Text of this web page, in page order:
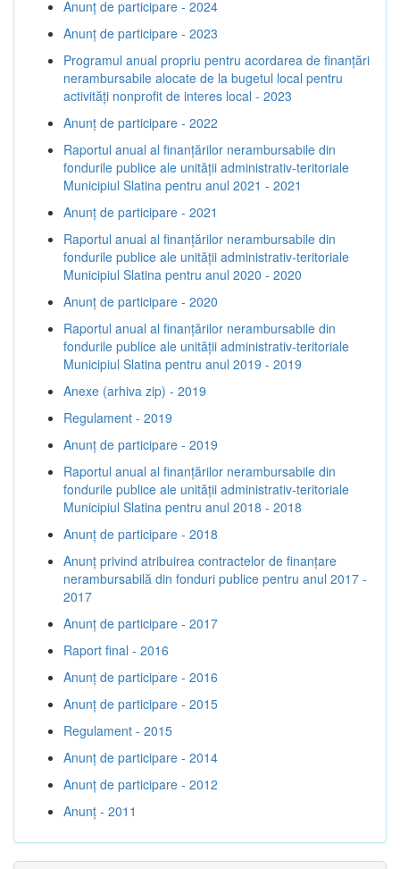
Anunț de participare - 2024
Anunț de participare - 2023
Programul anual propriu pentru acordarea de finanţări
nerambursabile alocate de la bugetul local pentru
activităţi nonprofit de interes local - 2023
Anunț de participare - 2022
Raportul anual al finanțărilor nerambursabile din
fondurile publice ale unității administrativ-teritoriale
Municipiul Slatina pentru anul 2021 - 2021
Anunț de participare - 2021
Raportul anual al finanțărilor nerambursabile din
fondurile publice ale unității administrativ-teritoriale
Municipiul Slatina pentru anul 2020 - 2020
Anunț de participare - 2020
Raportul anual al finanțărilor nerambursabile din
fondurile publice ale unității administrativ-teritoriale
Municipiul Slatina pentru anul 2019 - 2019
Anexe (arhiva zip) - 2019
Regulament - 2019
Anunț de participare - 2019
Raportul anual al finanțărilor nerambursabile din
fondurile publice ale unității administrativ-teritoriale
Municipiul Slatina pentru anul 2018 - 2018
Anunț de participare - 2018
Anunț privind atribuirea contractelor de finanţare
nerambursabilă din fonduri publice pentru anul 2017 -
2017
Anunț de participare - 2017
Raport final - 2016
Anunț de participare - 2016
Anunț de participare - 2015
Regulament - 2015
Anunț de participare - 2014
Anunț de participare - 2012
Anunț - 2011